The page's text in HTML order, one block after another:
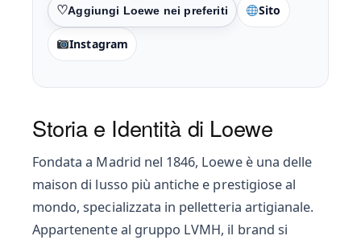
Preferiti Sito
Instagram
Storia e Identità di Loewe
Fondata a Madrid nel 1846, Loewe è una delle
maison di lusso più antiche e prestigiose al
mondo, specializzata in pelletteria artigianale.
Appartenente al gruppo LVMH, il brand si